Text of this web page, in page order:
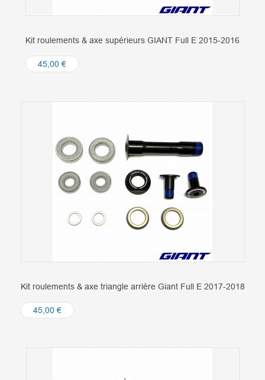
Kit roulements & axe supérieurs GIANT Full E 2015-2016
45,00 €
Kit roulements & axe triangle arrière Giant Full E 2017-2018
45,00 €